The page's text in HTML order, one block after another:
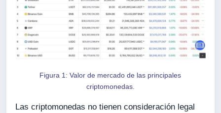
Figura 1: Valor de mercado de las principales
criptomonedas.
Las criptomonedas no tienen consideración legal